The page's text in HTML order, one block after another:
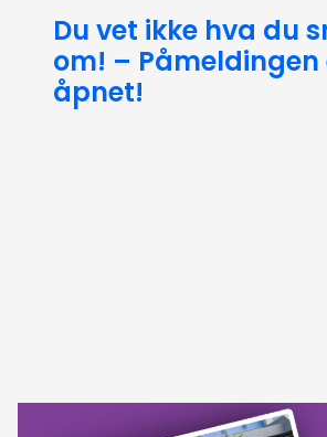
Du vet ikke hva du
om! – Påmeldingen
åpnet!